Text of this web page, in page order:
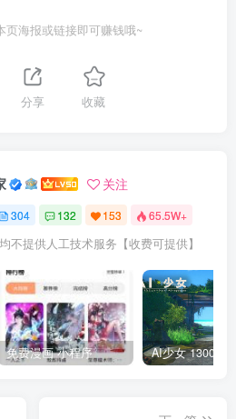
页海报或链接即可赚钱哦~
分享 收藏
关注
304 132 153 65.5W+
不提供人工技术服务【收费可提供】
免费漫画 小程序